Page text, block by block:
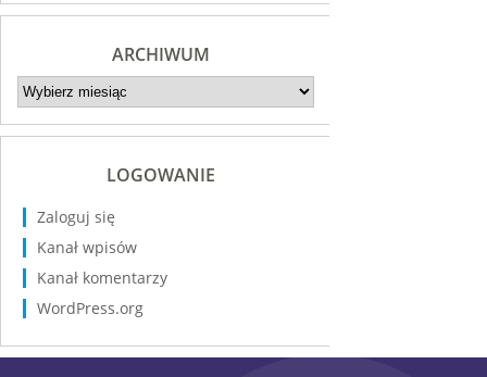
ARCHIWUM
Archiwum
LOGOWANIE
Zaloguj się
Kanał wpisów
Kanał komentarzy
WordPress.org